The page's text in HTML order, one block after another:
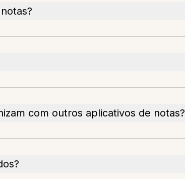
com outros aplicativos de notas?